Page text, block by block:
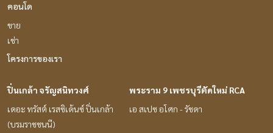
คอนโด
ขาย
เช่า
โครงการของเรา
ปิ่นเกล้า จรัญสนิทวงศ์
เดอะ ทรัสต์ เรสซิเด้นซ์ ปิ่นเกล้า
(บรมราชชนนี)
พระราม 9 เพชรบุรีตัดใหม่ RCA
เอ สเปซ อโศก - รัชดา